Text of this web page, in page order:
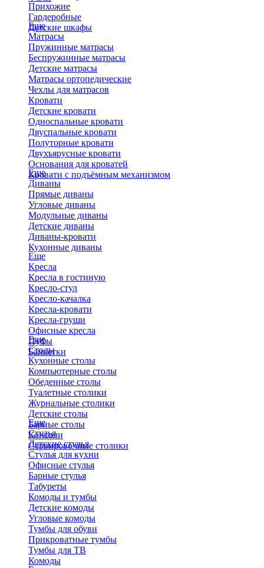
Прихожие
Гардеробные
Детские шкафы
Еще
Матрасы
Пружинные матрасы
Беспружинные матрасы
Детские матрасы
Матрасы ортопедические
Чехлы для матрасов
Кровати
Детские кровати
Односпальные кровати
Двуспальные кровати
Полуторные кровати
Двухъярусные кровати
Основания для кроватей
Кровати с подъёмным механизмом
Еще
Диваны
Прямые диваны
Угловые диваны
Модульные диваны
Детские диваны
Диваны-кровати
Кухонные диваны
Еще
Кресла
Кресла в гостиную
Кресло-стул
Кресло-качалка
Кресла-кровати
Кресла-груши
Офисные кресла
Пуфы
Банкетки
Еще
Столы
Кухонные столы
Компьютерные столы
Обеденные столы
Туалетные столики
Журнальные столики
​Детские столы
Барные столы
Консоли
Сервировочные столики
Еще
Стулья
Детские стулья
Стулья для кухни
Офисные стулья
Барные стулья
Табуреты
Комоды и тумбы
Детские комоды
Угловые комоды
Тумбы для обуви
Прикроватные тумбы
Тумбы для ТВ
Комоды